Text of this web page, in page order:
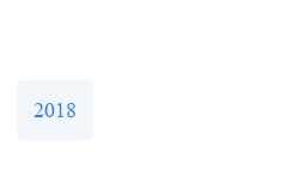
2018